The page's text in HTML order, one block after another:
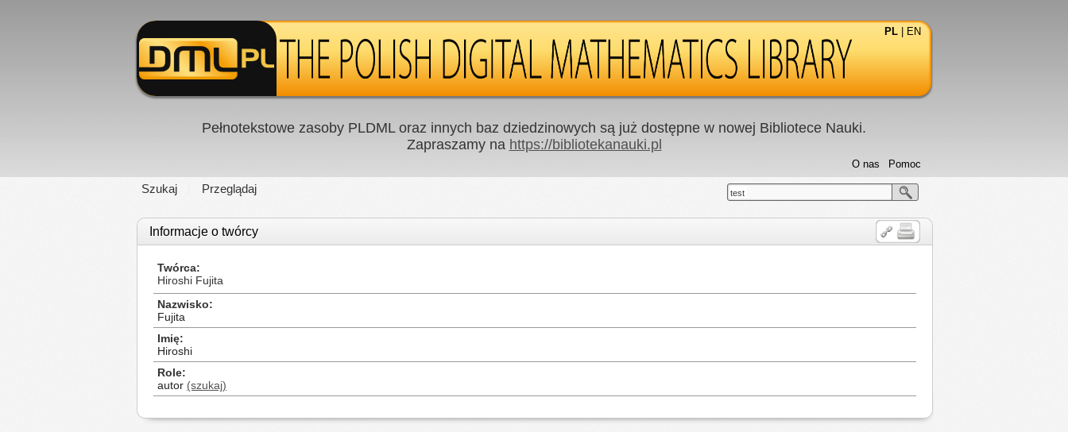
PL EN
Pełnotekstowe zasoby PLDML oraz innych baz dziedzinowych są już dostępne w nowej Bibliotece Nauki.
Zapraszamy na https://bibliotekanauki.pl
Szukaj Przeglądaj
Pomoc
O nas
test
Informacje o twórcy
Twórca
Hiroshi Fujita
Nazwisko
Fujita
Imię
Hiroshi
Role
autor (szukaj)